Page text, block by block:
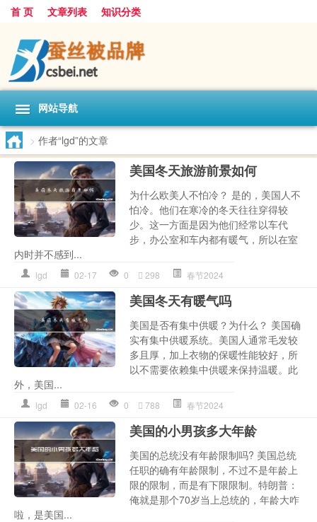
首 页 文章列表 知识分类
网站导航
> 作者“lgd”的文章
美国冬天旅游前景如何
为什么欧美人不怕冷？ 是的，美国人不
怕冷。他们在寒冷的冬天往往穿得较
少。这一方面是因为他们经常以车代
步，办公室和车内都有暖气，所以在室
内时并不感到...
lgd 02-17 0 298 春节2024
美国冬天有暖气吗
美国是否有集中供暖？为什么？ 美国确
实有集中供暖系统。美国人通常毛发较
多且厚，加上衣物的保暖性能较好，所
以不需要依赖集中供暖来保持温暖。此
外，美国...
lgd 02-16 0 788 春节2024
美国的小男孩多大年龄
美国的总统没有年龄限制吗? 美国总统
任职的确有年龄限制，不过不是年龄上
限的限制，而是有下限限制。特朗普：
俺就是那个70岁当上总统的，年龄大咋
啦，是美国...